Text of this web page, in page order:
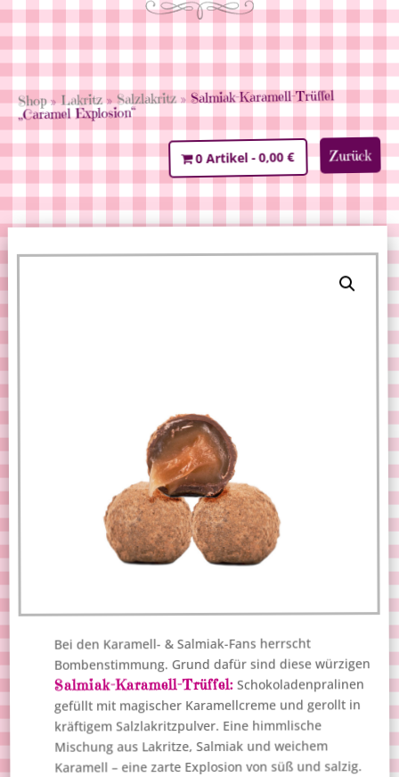
Shop»Lakritz»Salzlakritz» Salmiak-Karamell-Trüffel
„Caramel Explosion“
Zurück
0 Artikel 0,00 €
Bei den Karamell- & Salmiak-Fans herrscht
Bombenstimmung. Grund dafür sind diese würzigen
Salmiak-Karamell-Trüffel: Schokoladenpralinen
gefüllt mit magischer Karamellcreme und gerollt in
kräftigem Salzlakritzpulver. Eine himmlische
Mischung aus Lakritze, Salmiak und weichem
Karamell – eine zarte Explosion von süß und salzig.